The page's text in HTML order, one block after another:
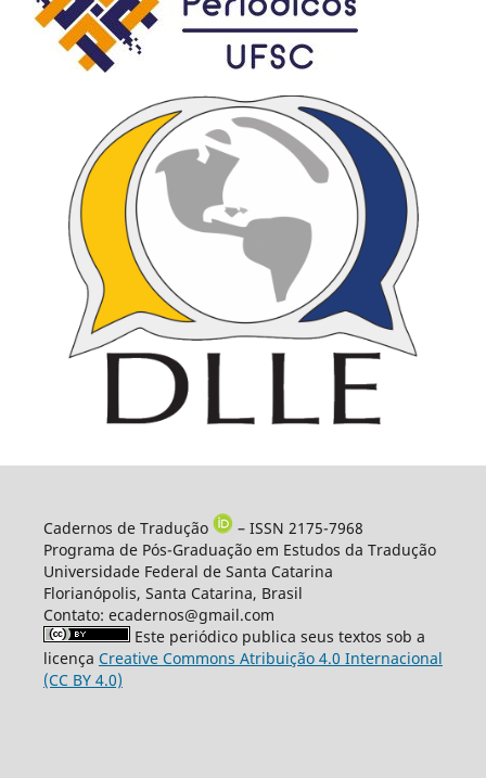
Cadernos de Tradução
– ISSN 2175-7968
Programa de Pós-Graduação em Estudos da Tradução
Universidade Federal de Santa Catarina
Florianópolis, Santa Catarina, Brasil
Contato: ecadernos@gmail.com
Este periódico publica seus textos sob a
licença Creative Commons Atribuição 4.0 Internacional
(CC BY 4.0)